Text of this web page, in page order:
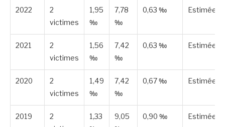
2022
2
victimes
1,95
‰
7,78
‰
0,63 ‰ Estimée
2021
2
victimes
1,56
‰
7,42
‰
0,63 ‰ Estimée
2020
2
victimes
1,49
‰
7,42
‰
0,67 ‰ Estimée
2019
2
1,33
9,05
0,90 ‰ Estimée